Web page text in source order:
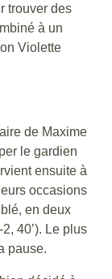
trouver des
à un
Violette
de Maxime
le gardien
ensuite à
occasions
en deux
40’). Le plus
pause.